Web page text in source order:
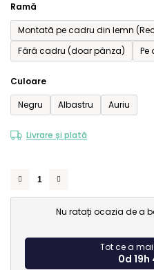
Ramă
Montată pe cadru din lemn
Fără cadru (doar pânza)
Pe
Culoare
Negru
Albastru Auriu
Livrare și plată
Nu ratați ocazia de a
Tot ce a
0d 19h